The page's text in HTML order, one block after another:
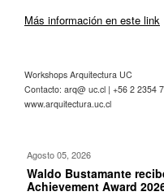
Más información en este link
Workshops Arquitectura UC
Contacto: arq@ uc.cl | +56 2 2354
www.arquitectura.uc.cl
Agosto 05, 2026
Waldo Bustamante
Achievement Award